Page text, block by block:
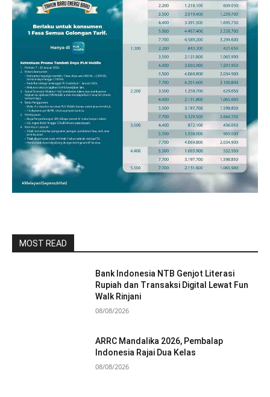
MOST READ
Bank Indonesia NTB Genjot Literasi
Rupiah dan Transaksi Digital Lewat Fun
Walk Rinjani
08/08/2026
ARRC Mandalika 2026, Pembalap
Indonesia Rajai Dua Kelas
08/08/2026